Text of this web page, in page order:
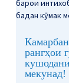
рангҳои
мекунад!